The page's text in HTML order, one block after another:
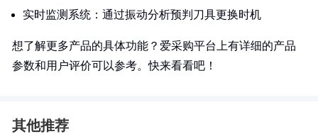
实时监测系统：通过振动分析预判刀具更换时机
想了解更多产品的具体功能？爱采购平台上有详细的产品
参数和用户评价可以参考。快来看看吧！
其他推荐